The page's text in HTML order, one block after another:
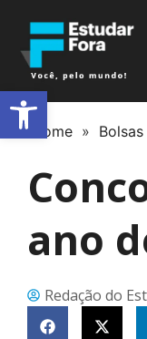
Home »
ano
Redação do
Abrir a barra de